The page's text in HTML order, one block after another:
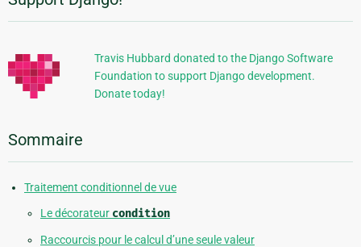
supplémentaires
Travis Hubbard donated to the Django Software
Foundation to support Django development.
Donate today!
Sommaire
Traitement conditionnel de vue
Le décorateur condition
Raccourcis pour le calcul d’une seule valeur